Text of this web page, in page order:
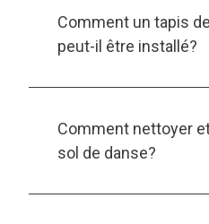
Comment un tapis
peut-il être installé?
Comment nettoyer
sol de danse?